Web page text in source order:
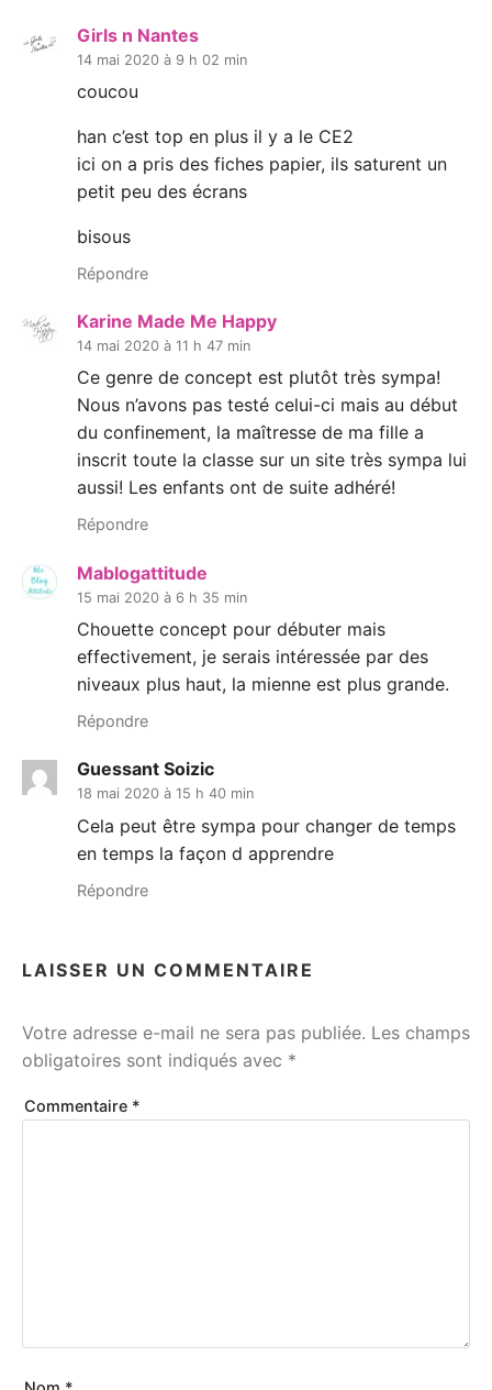
Girls n Nantes
14 mai 2020 à 9 h 02 min
coucou
han c’est top en plus il y a le CE2
ici on a pris des fiches papier, ils saturent un
petit peu des écrans
bisous
Répondre
Karine Made Me Happy
14 mai 2020 à 11 h 47 min
Ce genre de concept est plutôt très sympa!
Nous n’avons pas testé celui-ci mais au début
du confinement, la maîtresse de ma fille a
inscrit toute la classe sur un site très sympa lui
aussi! Les enfants ont de suite adhéré!
Répondre
Mablogattitude
15 mai 2020 à 6 h 35 min
Chouette concept pour débuter mais
effectivement, je serais intéressée par des
niveaux plus haut, la mienne est plus grande.
Répondre
Guessant Soizic
18 mai 2020 à 15 h 40 min
Cela peut être sympa pour changer de temps
en temps la façon d apprendre
Répondre
LAISSER UN COMMENTAIRE
Votre adresse e-mail ne sera pas publiée. Les champs
obligatoires sont indiqués avec *
Commentaire *